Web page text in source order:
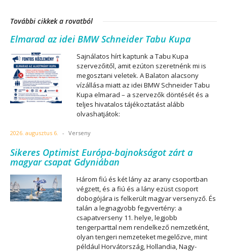
További cikkek a rovatból
Elmarad az idei BMW Schneider Tabu Kupa
Sajnálatos hírt kaptunk a Tabu Kupa
szervezőitől, amit ezúton szeretnénk mi is
megosztani veletek. A Balaton alacsony
vízállása miatt az idei BMW Schneider Tabu
Kupa elmarad – a szervezők döntését és a
teljes hivatalos tájékoztatást alább
olvashatjátok:
2026. augusztus 6. - Verseny
Sikeres Optimist Európa-bajnokságot zárt a
magyar csapat Gdyniában
Három fiú és két lány az arany csoportban
végzett, és a fiú és a lány ezüst csoport
dobogójára is felkerült magyar versenyző. És
talán a legnagyobb fegyvertény: a
csapatverseny 11. helye, legjobb
tengerparttal nem rendelkező nemzetként,
olyan tengeri nemzeteket megelőzve, mint
például Horvátország, Hollandia, Nagy-